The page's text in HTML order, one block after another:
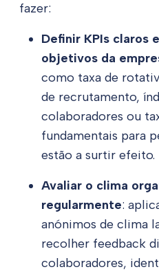
fazer:
Definir KPIs claros
objetivos da
como taxa de
de recrutamento,
colaboradores ou
fundamentais para
estão a surtir efeito.
Avaliar o clima
regularmente:
anónimos de clima
recolher feedback
colaboradores,